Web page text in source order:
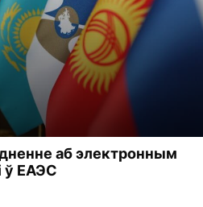
аб электронным
ў ЕАЭС